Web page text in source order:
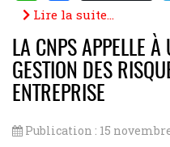
WhatsApp
Facebook
Lire la suite...
LA CNPS APPELLE À
GESTION DES
ENTREPRISE
Publication : 15